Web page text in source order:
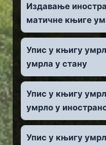
Издавање
матичне књиге
Упис у књигу
умрла у стану
Упис у књигу
умрло у
Упис у књигу